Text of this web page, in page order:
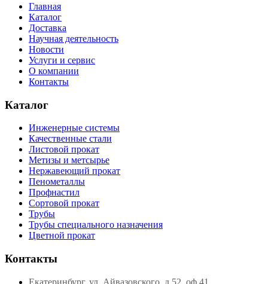
Главная
Каталог
Доставка
Научная деятельность
Новости
Услуги и сервис
О компании
Контакты
Каталог
Инженерные системы
Качественные стали
Листовой прокат
Метизы и метсырье
Нержавеющий прокат
Пенометаллы
Профнастил
Сортовой прокат
Трубы
Трубы специального назначения
Цветной прокат
Контакты
Екатеринбург, ул. Айвазовского, д.52, оф.41